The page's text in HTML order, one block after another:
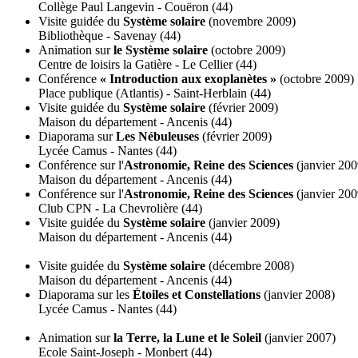
Collège Paul Langevin - Couëron (44)
Visite guidée du Système solaire (novembre 2009)
Bibliothèque - Savenay (44)
Animation surle Système solaire (octobre 2009)
Centre de loisirs la Gatière - Le Cellier (44)
Conférence « Introduction aux exoplanètes » (octobre 2009)
Place publique (Atlantis) - Saint-Herblain (44)
Visite guidée du Système solaire (février 2009)
Maison du département - Ancenis (44)
Diaporama surLes Nébuleuses (février 2009)
Lycée Camus - Nantes (44)
Conférence sur l'Astronomie, Reine des Sciences (janvier
Maison du département - Ancenis (44)
Conférence sur l'Astronomie, Reine des Sciences (janvier
Club CPN - La Chevrolière (44)
Visite guidée du Système solaire (janvier 2009)
Maison du département - Ancenis (44)
Visite guidée du Système solaire (décembre 2008)
Maison du département - Ancenis (44)
Diaporama sur les Étoiles et Constellations (janvier 2008)
Lycée Camus - Nantes (44)
Animation surla Terre, la Lune et le Soleil (janvier 2007)
Ecole Saint-Joseph - Monbert (44)